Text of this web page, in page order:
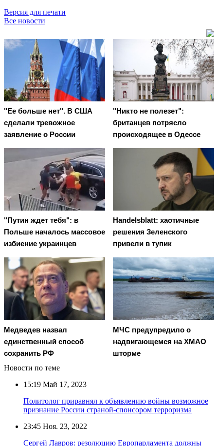
Версия для печати
Все новости
"Ее больше нет". В США
сделали тревожное
заявление о России
"Никто не полезет":
британцев потрясло
происходящее в Одессе
"Путин ждет тебя": в
Польше началось массовое
избиение украинцев
Handelsblatt: хаотичные
решения Зеленского
привели в тупик
Медведев назвал
единственный способ
сохранить РФ
МЧС предупредило о
надвигающемся на ХМАО
шторме
Новости по теме
15:19 Май 17, 2023
Политолог приравнял к объявлению войны возможное
признание России страной-спонсором терроризма
23:45 Ноя. 23, 2022
Сергей Лавров: резолюцию Европарламента должны